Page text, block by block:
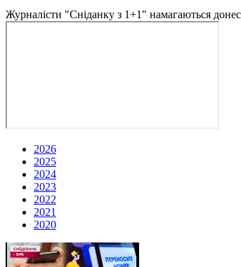
Журналісти "Сніданку з 1+1" намагаються
2026
2025
2024
2023
2022
2021
2020